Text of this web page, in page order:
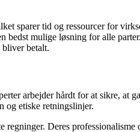
sparer tid og ressourcer for
bedst mulige løsning for alle parter.
betalt.
arbejder hårdt for at sikre,
og etiske retningslinjer.
Deres